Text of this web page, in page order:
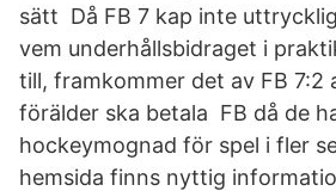
sätt Då FB 7 kap inte
vem underhållsbidraget i
till, framkommer det av FB 7:2
förälder ska betala FB då de
hockeymognad för spel i fler
hemsida finns nyttig